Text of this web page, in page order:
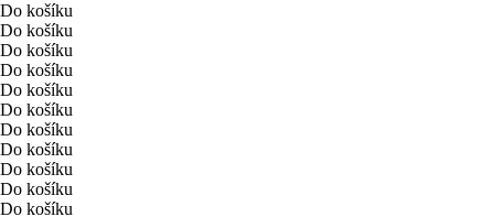
Do košíku
Do košíku
Do košíku
Do košíku
Do košíku
Do košíku
Do košíku
Do košíku
Do košíku
Do košíku
Do košíku